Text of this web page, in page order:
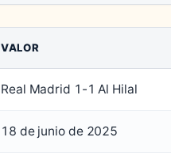
VALOR
Real Madrid 1-1 Al Hilal
18 de junio de 2025